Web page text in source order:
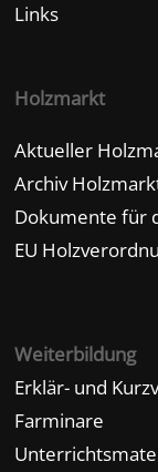
Links
Holzmarkt
Aktueller
Archiv
Dokumente für
EU
Weiterbildung
Erklär- und
Farminare